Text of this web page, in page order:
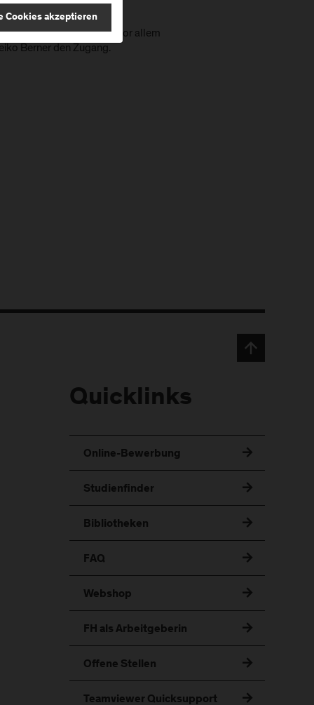
dienen und vor allem
Berner den Zugang.
Quicklinks
Online-Bewerbung
Studienfinder
Bibliotheken
FAQ
Webshop
FH als Arbeitgeberin
Offene Stellen
Teamviewer Quicksupport
Cookies akzeptieren